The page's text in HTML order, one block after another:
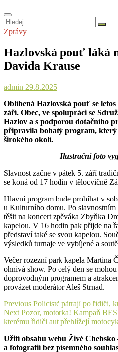
Hledej
…
Zprávy
Hazlovská pouť láká
Davida Krause
admin 29.8.2025
Oblíbená Hazlovská pouť se
září. Obec, ve spolupráci se
Hazlov a s podporou dotačního
připravila bohatý program,
širokého okolí.
Ilustrační foto
Slavnost začne v pátek 5. září
se koná od 17 hodin v tělocvičně
Hlavní program bude probíhat v
u Kulturního domu. Po slavnostním
těšit na koncert zpěváka Zbyňka
kapelou. V 16 hodin pak přijde na
představí také se svou kapelou.
výsledků turnaje ve vybíjené a
Večer rozezní park kapela Martina
ohnivá show. Po celý den se
doprovodným programem a
provázet moderátor Aleš Strnad.
Navigace
pro
příspěvek
Previous Previous
post:
Policisté pátrají po řidiči,
Next Next
post:
Pozor, motorka! Kampaň
kterému řidiči aut přehlížejí
Užití obsahu webu Živé Chebsko
a fotografií bez písemného